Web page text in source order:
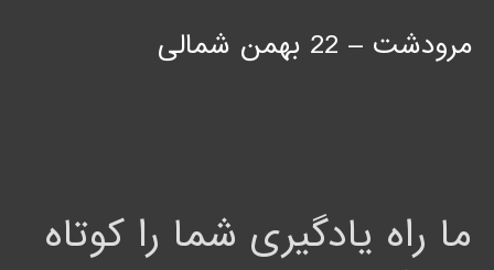
مرودشت – 22 بهمن شمالی
ما راه یادگیری شما را کوتاه